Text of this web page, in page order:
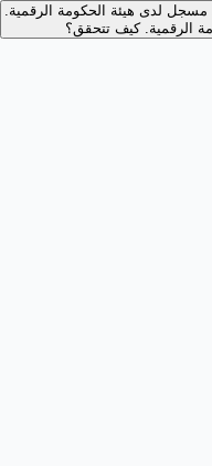
لدى هيئة الحكومة الرقمية.
الرقمية.كيف تتحقق؟